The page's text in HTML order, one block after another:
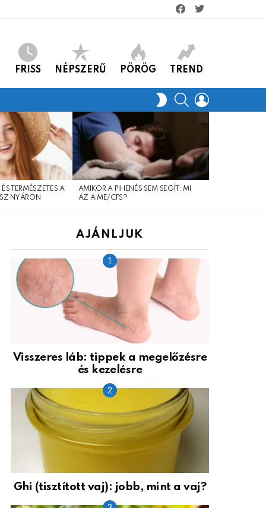
facebooktwitter
FRISS NÉPSZERŰ PÖRÖG TREND
SWITCH
SKIN
KERES
TERMÉSZETES A
NYÁRON
AMIKOR A PIHENÉS SEM SEGÍT: MI
AZ A ME/CFS?
AJÁNLJUK
Visszeres láb: tippek a megelőzésre
és kezelésre
Ghi (tisztított vaj): jobb, mint a vaj?